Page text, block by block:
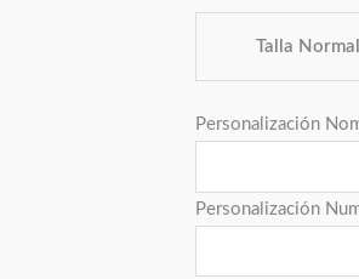
Talla
Personalización
Personalización